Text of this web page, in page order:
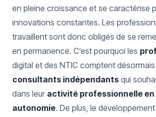
en pleine croissance et se caractérise
innovations constantes. Les
travaillent sont donc obligés de se
en permanence. C’est pourquoi les
digital et des NTIC comptent
consultants indépendants qui
dans leur activité professionnelle
autonomie. De plus, le